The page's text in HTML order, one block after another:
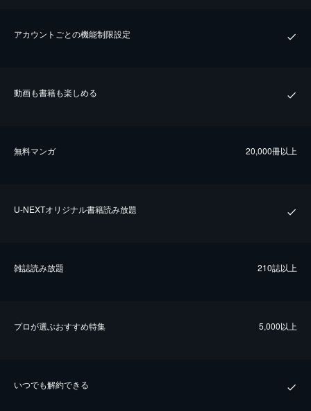
アカウントごとの機能制限設定
動画も書籍も楽しめる
無料マンガ 20,000冊以上
U-NEXTオリジナル書籍読み放題
雑誌読み放題 210誌以上
プロが選ぶおすすめ特集 5,000以上
いつでも解約できる